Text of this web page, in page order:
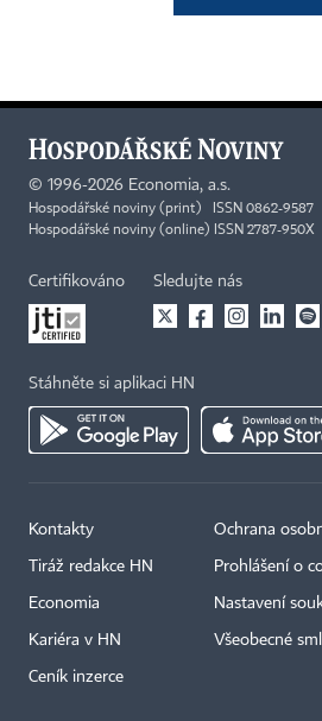
© 1996-2026 Economia, a.s.
Hospodářské noviny (print) ISSN 0862-9587
Hospodářské noviny (online) ISSN 2787-950X
Certifikováno Sledujte nás
Stáhněte si aplikaci HN
Kontakty
Tiráž redakce HN
Economia
Kariéra v HN
Ceník inzerce
Ochrana
Prohlášení o
Nastavení
Všeobecné